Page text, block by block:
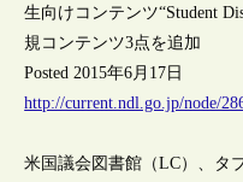
生向けコンテンツ“Student
規コンテンツ3点を追加
Posted 2015年6月17日
http://current.ndl.go.jp/node/
米国議会図書館（LC）、タ